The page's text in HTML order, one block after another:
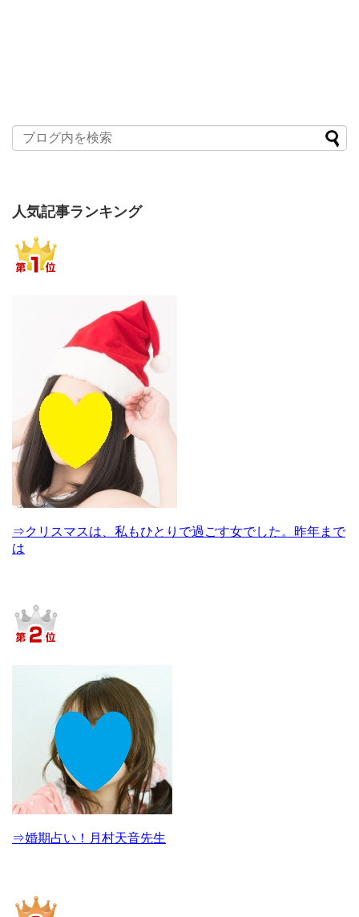
人気記事ランキング
⇒クリスマスは、私もひとりで過ごす女でした。昨年まで
は
⇒婚期占い！月村天音先生